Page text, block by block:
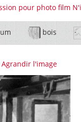
pour photo film
bois
Agrandir l'image